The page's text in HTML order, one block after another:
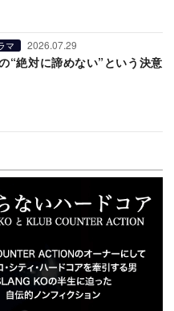
マ 2026.07.29
“絶対に諦めない”という決意